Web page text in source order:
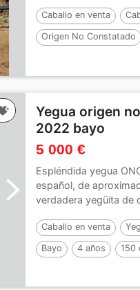
Caballo en venta
Origen No Constatado
Yegua origen
2022 bayo
5 000 €
Espléndida yegua
español, de
verdadera yegüita de
Caballo en venta
Bayo 4 años 150